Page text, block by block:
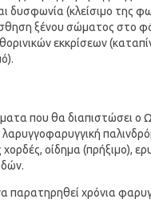
δυσφωνία (κλείσιμο της
ξένου σώματος στο
εκκρίσεων
που θα διαπιστώσει
οίδημα (πρήξιμο),
παρατηρηθεί χρόνια